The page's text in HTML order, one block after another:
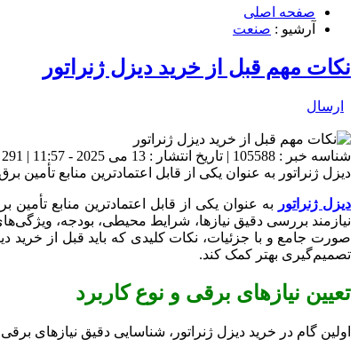
صفحه اصلی
آرشیو : صنعت
نکات مهم قبل از خرید دیزل ژنراتور
ارسال
شناسه خبر : 105588 | تاریخ انتشار : 13 می 2025 - 11:57 | 291 بازدید | تعداد دیدگاه :
دیزل ژنراتور به عنوان یکی از قابل اعتمادترین منابع تأمین
دیزل ژنراتور
به عنوان یکی از قابل اعتمادترین منابع
نیازمند بررسی دقیق نیازها، شرایط محیطی، بودجه،
صورت جامع و با جزئیات، نکات کلیدی که باید قبل از
تصمیم‌گیری بهتر کمک کند.
تعیین نیازهای برقی و نوع کاربرد
اولین گام در خرید دیزل ژنراتور، شناسایی دقیق نیازهای